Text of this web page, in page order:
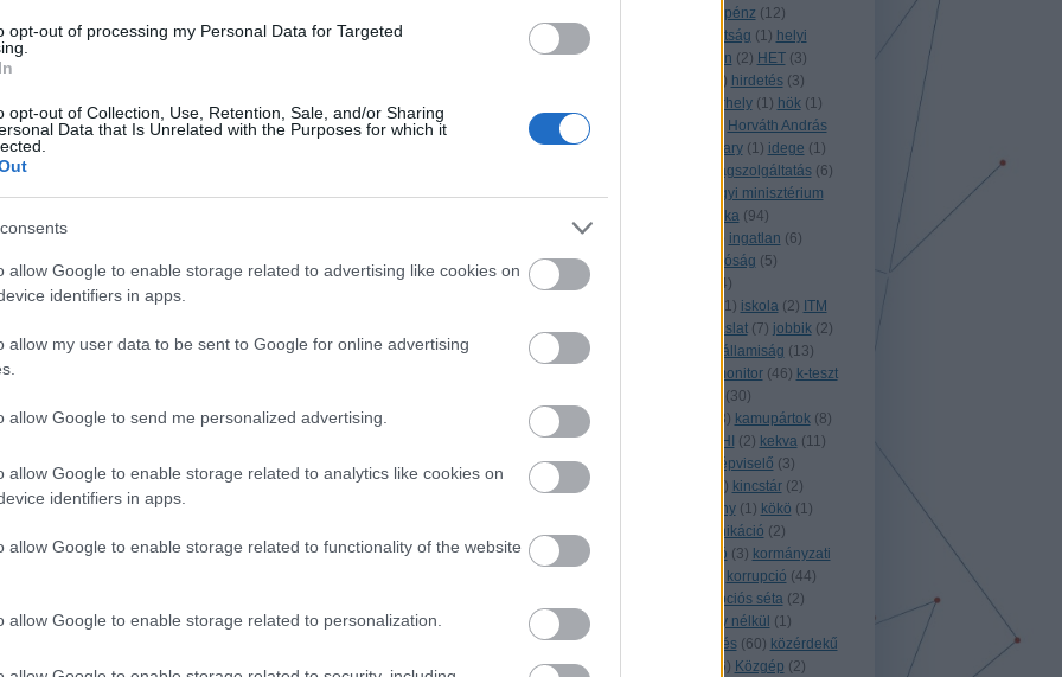
opt-out of processing my Personal Data for Targeted
opt-out of Collection, Use, Retention, Sale, and/or Sharing
Data that Is Unrelated with the Purposes for which it
allow Google to enable storage related to advertising like cookies on
identifiers in apps.
allow my user data to be sent to Google for online advertising
allow Google to send me personalized advertising.
allow Google to enable storage related to analytics like cookies on
identifiers in apps.
allow Google to enable storage related to functionality of the website
allow Google to enable storage related to personalization.
hálapénz (12)
hamburg
helsinki bizottság (1) helyi
demokrácia a gyakorlatban (2) HET (3)
) hirdetés (3)
hódmezővásárhely (1) hök (1)
honlap
Horváth András
(1) horvátország Hungary (1) idege (1)
igazságszolgáltatás (6)
igazságtétel
igazságügyi minisztérium
infografika (94)
információszabadság
ingatlan (6)
integritás
integritás hatóság (5)
international
4)
1) iskola (2) ITM
(1) izland javaslat (7) jobbik (2)
jog
2 jogállamiság (13)
k-monitor (46) k-teszt
(30)
kampányfinanszírozás
53) kamupártok ( 8)
kdnp
KEHI (2) kekva (11)
kemcs
képviselő (3)
képzés
) kincstár (2)
kitiltási botrány (1) kökö (1)
költségvetés
kommunikáció (2)
koncesszió
konzultáció (3) kormányzati
korrupció (44)
korrupciós séta (2)
koszovó
következmény nélkül (1)
közadatok
közbeszerzés (60) közérdekű
(5) közérdekű bejelentő 6) Közgép (2)
Válasz erre
a legtöbbet"). És lőn. Ez a 3 milliárd (egy százalék) már se nem oszt,
KÖZGÉP nyert.
"Naugye" hangulata.
se mészkő.
a Szabad Európa!
volt. Ők kifizették az alvállalkozót, csak az alvállalkozó (Ganz) nem
a Hídépítő volt. A Hídépítőből lett az A-híd, G-híd, H-híd stb.
Válasz erre